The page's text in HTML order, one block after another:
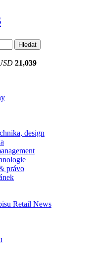
21,039
design
právo
Retail News